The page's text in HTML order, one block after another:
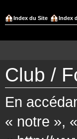
Index du Site Index
Club /
En
« notre »,